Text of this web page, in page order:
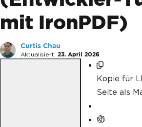
mit IronPDF)
Curtis Chau
Aktualisiert: 23. April 2026
Kopie für
Seite als